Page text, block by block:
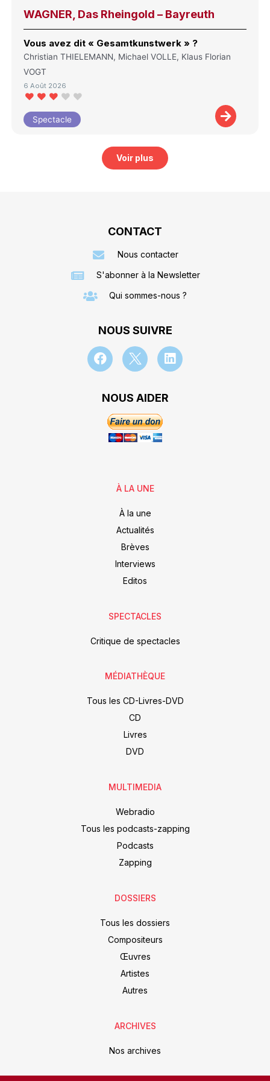
WAGNER, Das Rheingold – Bayreuth
Vous avez dit « Gesamtkunstwerk » ?
Christian THIELEMANN, Michael VOLLE, Klaus Florian
VOGT
6 Août 2026
Spectacle
Voir plus
CONTACT
Nous contacter
S'abonner à la Newsletter
Qui sommes-nous ?
NOUS SUIVRE
NOUS AIDER
À LA UNE
À la une
Actualités
Brèves
Interviews
Editos
SPECTACLES
Critique de spectacles
MÉDIATHÈQUE
Tous les CD-Livres-DVD
CD
Livres
DVD
MULTIMEDIA
Webradio
Tous les podcasts-zapping
Podcasts
Zapping
DOSSIERS
Tous les dossiers
Compositeurs
Œuvres
Artistes
Autres
ARCHIVES
Nos archives